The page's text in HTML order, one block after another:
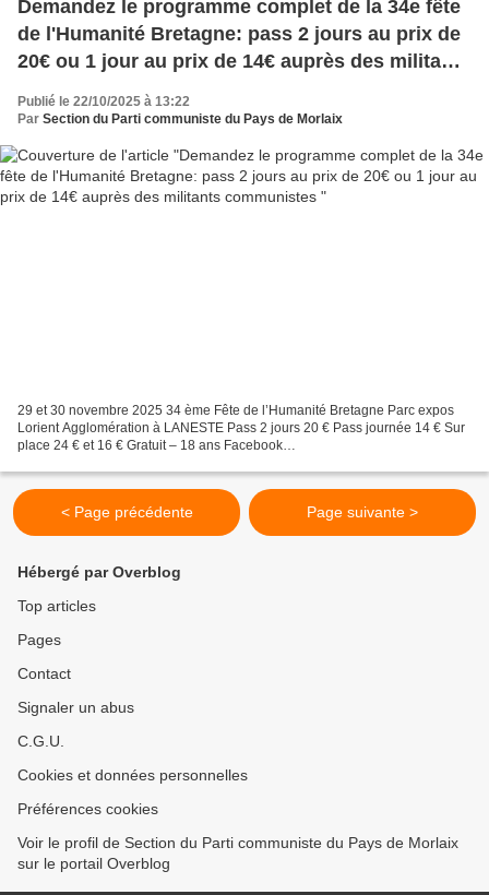
Demandez le programme complet de la 34e fête
de l'Humanité Bretagne: pass 2 jours au prix de
20€ ou 1 jour au prix de 14€ auprès des militants
Publié le 22/10/2025 à 13:22
Par Section du Parti communiste du Pays de Morlaix
29 et 30 novembre 2025 34 ème Fête de l’Humanité Bretagne Parc expos
Lorient Agglomération à LANESTE Pass 2 jours 20 € Pass journée 14 € Sur
place 24 € et 16 € Gratuit – 18 ans Facebook
https://www.fete-huma-bretagne.fr/...
< Page précédente Page suivante >
Hébergé par Overblog
Top articles
Pages
Contact
Signaler un abus
C.G.U.
Cookies et données personnelles
Préférences cookies
Voir le profil de Section du Parti communiste du Pays de Morlaix
sur le portail Overblog